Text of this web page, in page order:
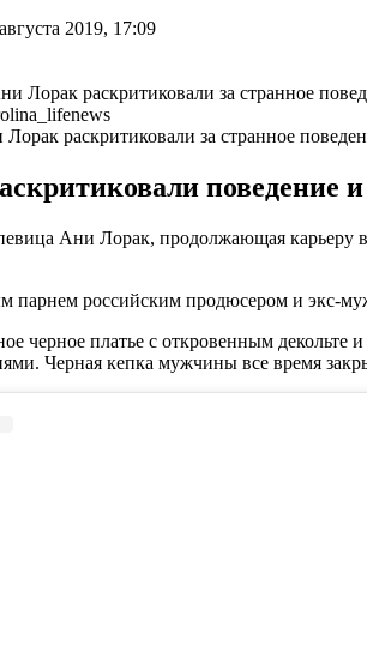
2019, 17:09
раскритиковали за странное
поведение
Ани Лорак, продолжающая
парнем российским продюсером и экс-
черное платье с откровенным
Черная кепка мужчины все время